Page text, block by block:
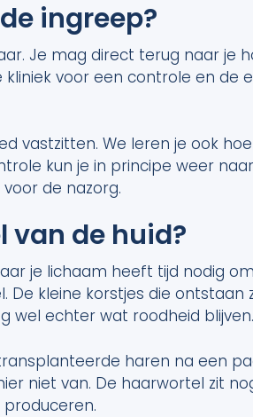
ingreep?
Je mag direct terug naar je
voor een controle en de
vastzitten. We leren je ook
kun je in principe weer
de nazorg.
van de huid?
je lichaam heeft tijd nodig
kleine korstjes die ontstaan
wel echter wat roodheid blijven.
haren na een
niet van. De haarwortel zit